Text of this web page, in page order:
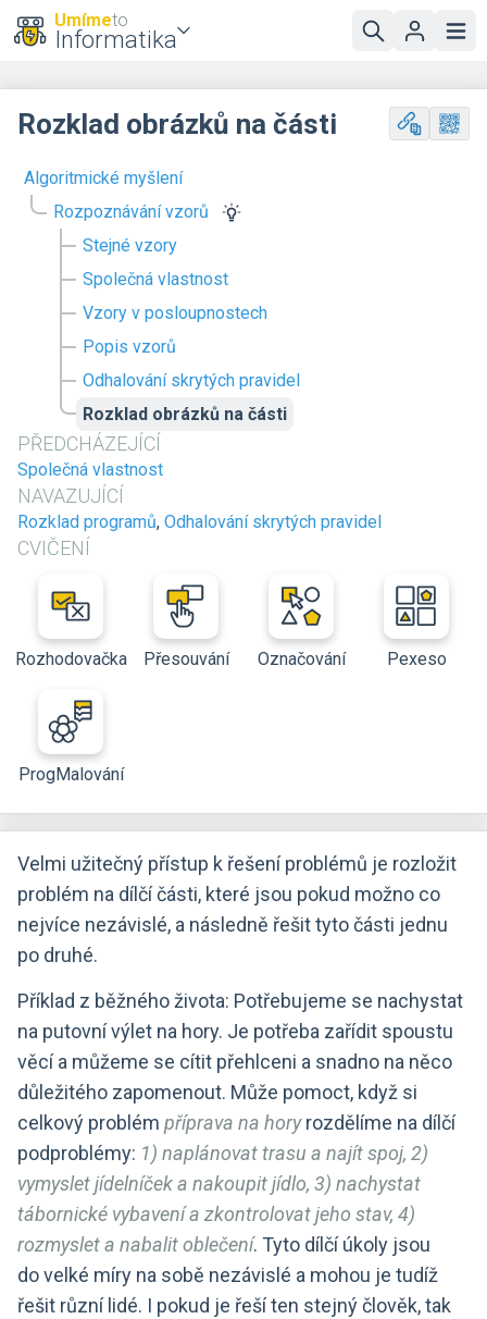
Umímeto
Informatika
Algoritmické myšlení
Rozpoznávání vzorů
Stejné vzory
Společná vlastnost
Vzory v posloupnostech
Popis vzorů
Odhalování skrytých pravidel
Rozklad obrázků na části
PŘEDCHÁZEJÍCÍ
Společná vlastnost
NAVAZUJÍCÍ
Rozklad programů, Odhalování skrytých pravidel
CVIČENÍ
Rozhodovačka Přesouvání Označování Pexeso
ProgMalování
Rozklad obrázků na části
Velmi užitečný přístup k řešení problémů je rozložit
problém na dílčí části, které jsou pokud možno co
nejvíce nezávislé, a následně řešit tyto části jednu
po druhé.
Příklad z běžného života: Potřebujeme se nachystat
na putovní výlet na hory. Je potřeba zařídit spoustu
věcí a můžeme se cítit přehlceni a snadno na něco
důležitého zapomenout. Může pomoct, když si
celkový problém příprava na horyrozdělíme na dílčí
podproblémy: 1) naplánovat trasu a najít spoj, 2)
vymyslet jídelníček a nakoupit jídlo, 3) nachystat
tábornické vybavení a zkontrolovat jeho stav, 4)
rozmyslet a nabalit oblečení. Tyto dílčí úkoly jsou
do velké míry na sobě nezávislé a mohou je tudíž
řešit různí lidé. I pokud je řeší ten stejný člověk, tak